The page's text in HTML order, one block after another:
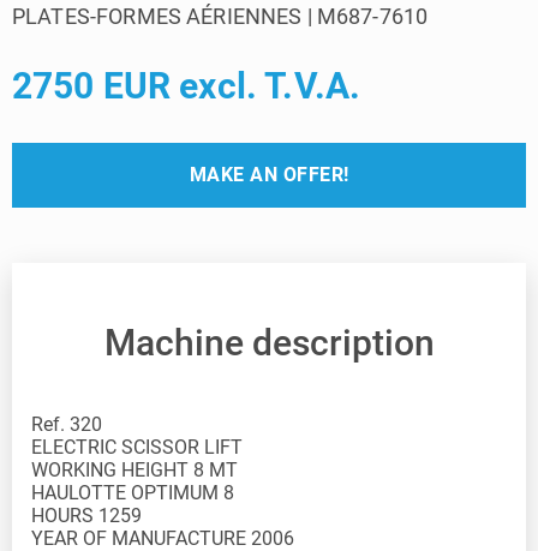
PLATES-FORMES AÉRIENNES | M687-7610
2750 EUR excl. T.V.A.
MAKE AN OFFER!
Machine description
Ref. 320
ELECTRIC SCISSOR LIFT
WORKING HEIGHT 8 MT
HAULOTTE OPTIMUM 8
HOURS 1259
YEAR OF MANUFACTURE 2006